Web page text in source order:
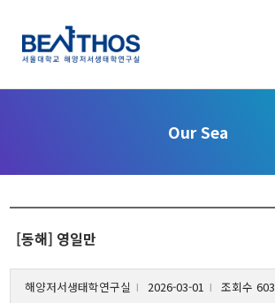
Our Sea
[동해] 영일만
해양저서생태학연구실 2026-03-01 조회수 603
About us
Applying to Program